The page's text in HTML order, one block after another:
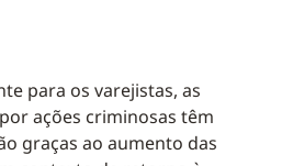
para os varejistas, as
ações criminosas têm
graças ao aumento das